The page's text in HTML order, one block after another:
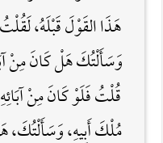
هَذَا القَوْلَ قَبْلَهُ،
وَسَأَلْتُكَ هَلْ كَانَ مِنْ
قُلْتُ فَلَوْ كَانَ مِنْ
مُلْكَ أَبِيهِ، وَسَأَلْتُكَ،